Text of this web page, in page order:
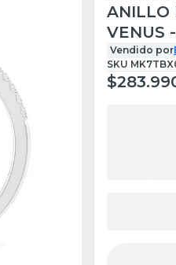
ANILLO
VENUS
Vendido por
SKU